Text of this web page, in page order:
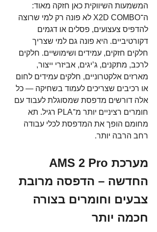
המשמעות השיווקית כאן חזקה מאוד:
ה־X2D COMBO לא פונה רק למי שרוצה
להדפיס צעצועים, פסלים או דגמים
דקורטיביים. היא פונה גם למי שצריך
חלקים חזקים, עמידים ושימושיים. חלקים
לרכב, מתקנים, ג’יגים, אביזרי ייצור,
מארזים אלקטרוניים, חלקים עמידים לחום
או רכיבים שצריכים לעמוד בשחיקה — כל
אלה דורשים מדפסת שמסוגלת לעבוד עם
חומרים רציניים יותר מ־PLA רגיל. תא
מחומם הופך את המדפסת לכלי עבודה
רחב הרבה יותר.
החדשה – הדפסה מרובת
צבעים וחומרים בצורה
חכמה יותר